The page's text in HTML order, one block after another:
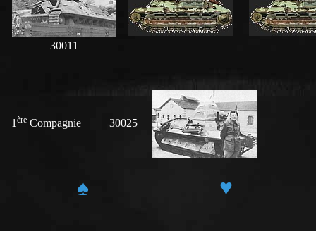
30011
1 ère Compagnie 30025
♠ ♥